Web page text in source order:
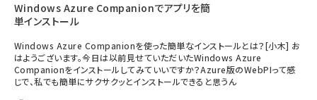
北海道をのんびり旅する晴山佳須夫のヒント集！ (2050)
genai (1494)
abc123 (1371)
Windows Azure Companionでアプリを簡
単インストール
Windows Azure Companionを使った簡単なインストールとは？[小木] お
はようございます。今日は以前見せていただいたWindows Azure
Companionをインストールしてみていいですか？Azure版のWebPIって感
じで、私でも簡単にサクサクッとインストールできると思うん